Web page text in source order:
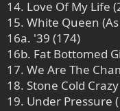
14. Love Of My Life
15. White Queen
16a. '39 (174)
16b. Fat Bottomed
17. We Are The
18. Stone Cold
19. Under Pressure